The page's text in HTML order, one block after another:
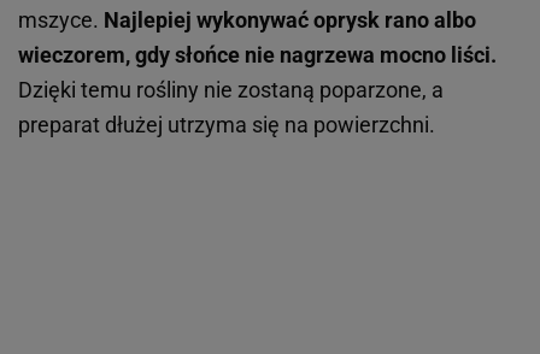
mszyce. Najlepiej wykonywać oprysk rano albo
wieczorem, gdy słońce nie nagrzewa mocno liści.
Dzięki temu rośliny nie zostaną poparzone, a
preparat dłużej utrzyma się na powierzchni.